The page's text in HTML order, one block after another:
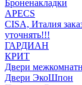
Броненакладки
APECS
CISA, Италия
уточнять!!!
ГАРДИАН
КРИТ
Двери
Двери ЭкоШпон